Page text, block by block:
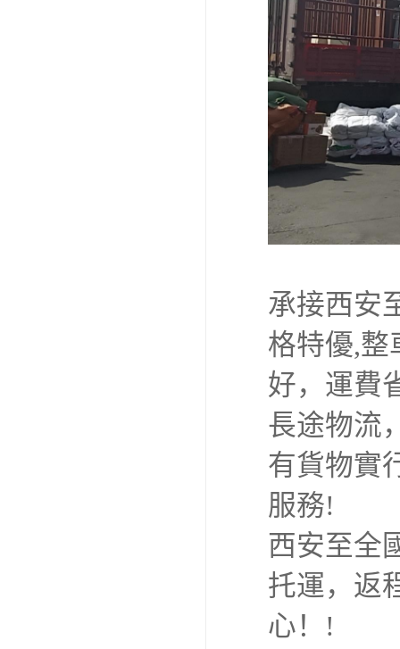
承接西安
格特優,整
好，運費
長途物流
有貨物實
服務!
西安至全
托運，返
心！!